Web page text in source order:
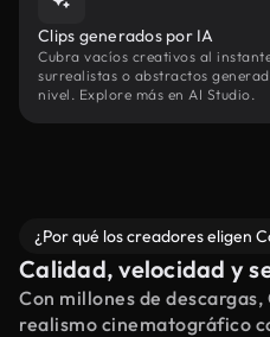
Clips generados por IA
Cubra vacíos creativos al
surrealistas o abstractos
nivel. Explore más en AI Studio.
¿Por qué los creadores eligen
Calidad, velocidad y
Con millones de
realismo cinematográfico